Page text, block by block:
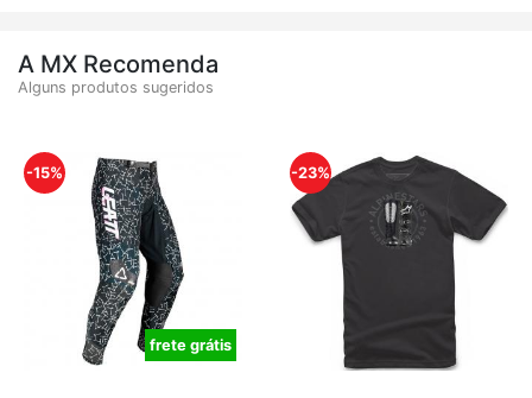
A MX Recomenda
Alguns produtos sugeridos
-15%
frete grátis
-23%